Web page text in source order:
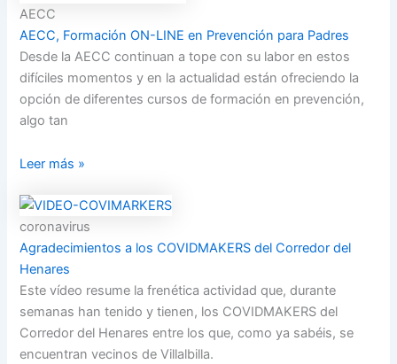
AECC
AECC, Formación ON-LINE en Prevención para Padres
Desde la AECC continuan a tope con su labor en estos
difíciles momentos y en la actualidad están ofreciendo la
opción de diferentes cursos de formación en prevención,
algo tan
Leer más »
coronavirus
Agradecimientos a los COVIDMAKERS del Corredor del
Henares
Este vídeo resume la frenética actividad que, durante
semanas han tenido y tienen, los COVIDMAKERS del
Corredor del Henares entre los que, como ya sabéis, se
encuentran vecinos de Villalbilla.